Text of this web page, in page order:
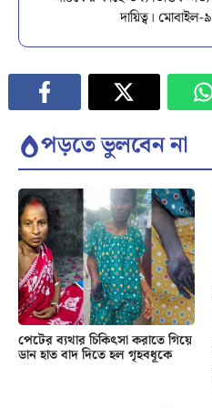
দায়িত্ব।
পড়তে ভুলবেন না
পেটের ব্যথার চিকিৎসা করাতে গিয়ে
ডান হাত বাদ দিতে হল গৃহবধূকে